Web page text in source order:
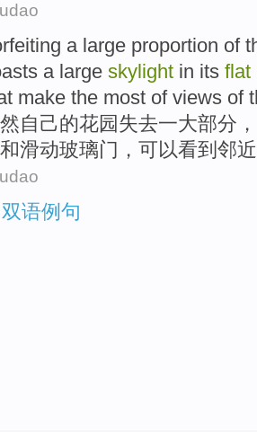
alarge proportion of
a large skylight in its flat
make the most of views of
自己的花园 失去一大部分
和滑动玻璃门 ， 可以看到 邻近
语例句